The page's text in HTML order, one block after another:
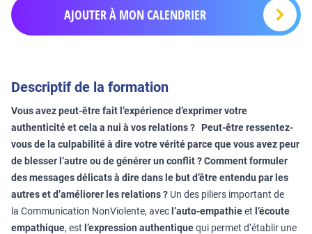
AJOUTER À MON CALENDRIER
Descriptif de la formation
Vous avez peut-être fait l’expérience d’exprimer votre
authenticité et cela a nui à vos relations ? Peut-être ressentez-
vous de la culpabilité à dire votre vérité parce que vous avez peur
de blesser l’autre ou de générer un conflit ? Comment formuler
des messages délicats à dire dans le but d’être entendu par les
autres et d’améliorer les relations ? Un des piliers important de
la Communication NonViolente, avec l’auto-empathieet l’écoute
empathique, est l’expression authentiquequi permet d’établir une